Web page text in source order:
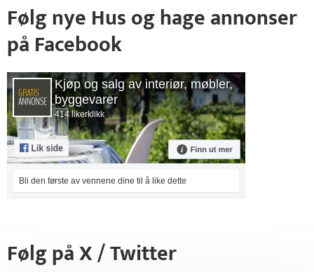
Følg nye Hus og hage annonser
på Facebook
Kjøp og salg av interiør, møbler,
byggevarer
414 likerklikk
Bli den første av vennene dine til å like dette
Følg på X / Twitter